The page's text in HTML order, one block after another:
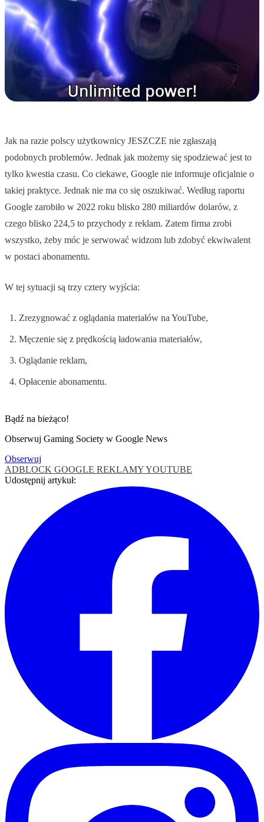
Jak na razie polscy użytkownicy JESZCZE nie zgłaszają
podobnych problemów. Jednak jak możemy się spodziewać jest to
tylko kwestia czasu. Co ciekawe, Google nie informuje oficjalnie o
takiej praktyce. Jednak nie ma co się oszukiwać. Według raportu
Google zarobiło w 2022 roku blisko 280 miliardów dolarów, z
czego blisko 224,5 to przychody z reklam. Zatem firma zrobi
wszystko, żeby móc je serwować widzom lub zdobyć ekwiwalent
w postaci abonamentu.
W tej sytuacji są trzy cztery wyjścia:
Zrezygnować z oglądania materiałów na YouTube,
Męczenie się z prędkością ładowania materiałów,
Oglądanie reklam,
Opłacenie abonamentu.
Bądź na bieżąco!
Obserwuj Gaming Society w Google News
Obserwuj
ADBLOCK GOOGLE REKLAMYYOUTUBE
Udostępnij artykuł: